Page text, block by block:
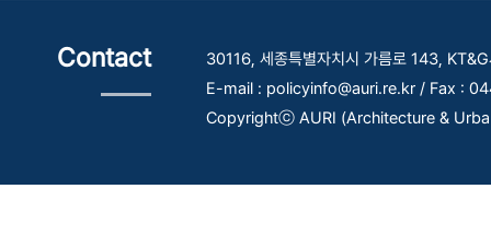
Contact
30116, 세종특별자치시 가름로 143,
E-mail : policyinfo@auri.re.kr / Fax :
Copyrightⓒ AURI (Architecture &